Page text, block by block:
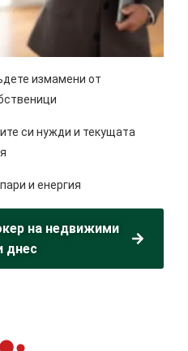
измамени от
си нужди и текущата
и енергия
на недвижими
днес